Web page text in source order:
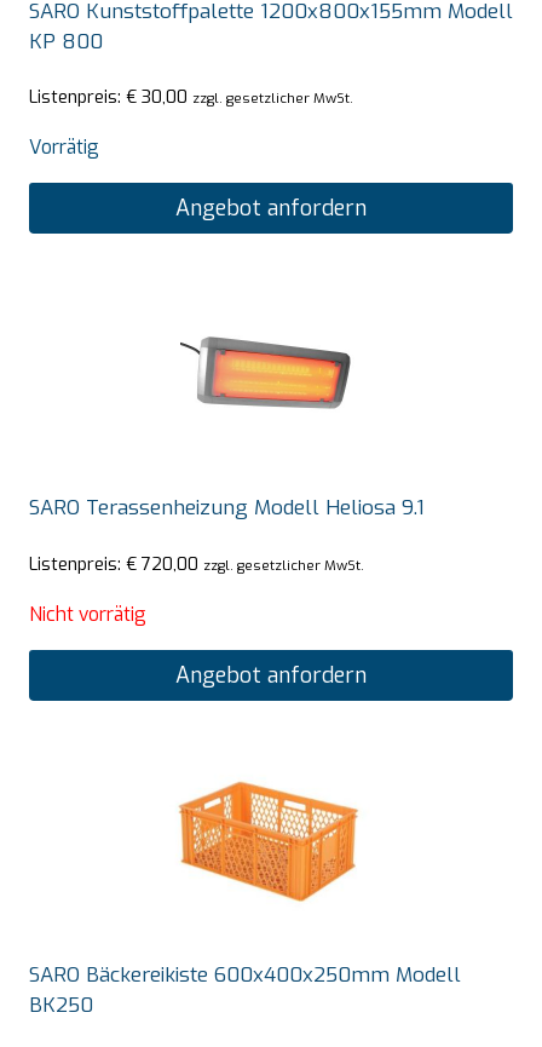
SARO Kunststoffpalette 1200x800x155mm Modell
KP 800
Listenpreis: € 30,00 zzgl. gesetzlicher MwSt.
Vorrätig
Angebot anfordern
SARO Terassenheizung Modell Heliosa 9.1
Listenpreis: € 720,00 zzgl. gesetzlicher MwSt.
Nicht vorrätig
Angebot anfordern
SARO Bäckereikiste 600x400x250mm Modell
BK250